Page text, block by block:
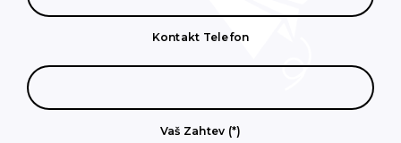
Kontakt Telefon
Vaš Zahtev (*)